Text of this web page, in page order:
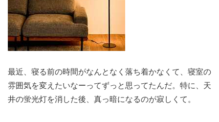
最近、寝る前の時間がなんとなく落ち着かなくて、寝室の
雰囲気を変えたいなーってずっと思ってたんだ。特に、天
井の蛍光灯を消した後、真っ暗になるのが寂しくて。